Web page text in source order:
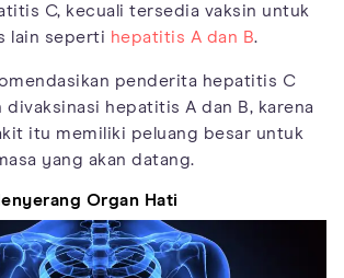
C, kecuali tersedia vaksin untuk
lain seperti hepatitis A dan B.
penderita hepatitis C
hepatitis A dan B, karena
itu memiliki peluang besar untuk
yang akan datang.
Organ Hati